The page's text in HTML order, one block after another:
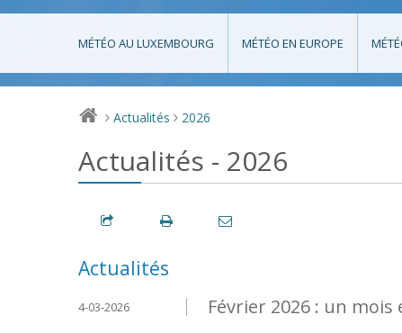
MÉTÉO AU LUXEMBOURG MÉTÉO EN EUROPE
> Actualités > 2026
Actualités - 2026
Actualités
Février 2026 : un
4-03-2026